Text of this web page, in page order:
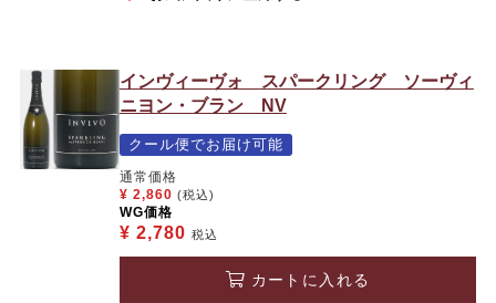
インヴィーヴォ スパークリング ソーヴィ
ニヨン・ブラン NV
クール便でお届け可能
通常価格
¥ 2,860 (税込)
WG価格
¥ 2,780 税込
カートに入れる